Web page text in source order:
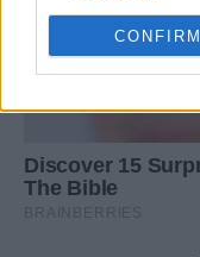
CONFIRM